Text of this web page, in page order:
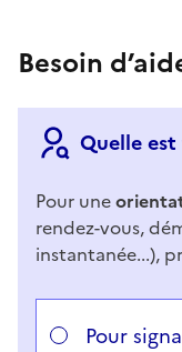
Besoin
Quelle
Pour une
rendez-vous,
instantanée...),
Répondez aux
Vous avez choisi
Pour